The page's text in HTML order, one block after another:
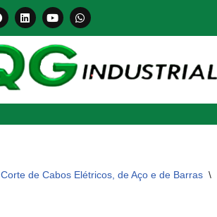
Corte de Cabos Elétricos, de Aço e de Barras \